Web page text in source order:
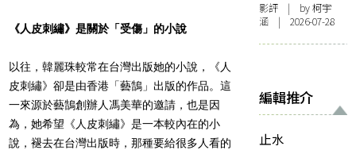
《人皮刺繡》是關於「受傷」的小說
以往，韓麗珠較常在台灣出版她的小說，《人
皮刺繡》卻是由香港「藝鵠」出版的作品。這
一來源於藝鵠創辦人馮美華的邀請，也是因
為，她希望《人皮刺繡》是一本較內在的小
說，褪去在台灣出版時，那種要給很多人看的
影評 | by 柯宇
涵 | 2026-07-28
編輯推介
止水